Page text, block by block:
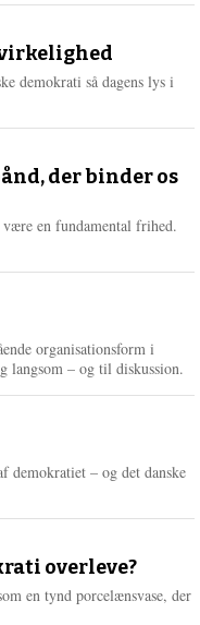
e
e
demokrati så dagens lys i
der binder os
en fundamental frihed.
organisationsform i
langsom – og til diskussion.
demokratiet – og det danske
overleve?
en tynd porcelænsvase, der